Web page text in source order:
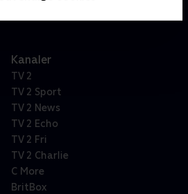
Kanaler
TV 2
TV 2 Sport
TV 2 News
TV 2 Echo
TV 2 Fri
TV 2 Charlie
C More
BritBox